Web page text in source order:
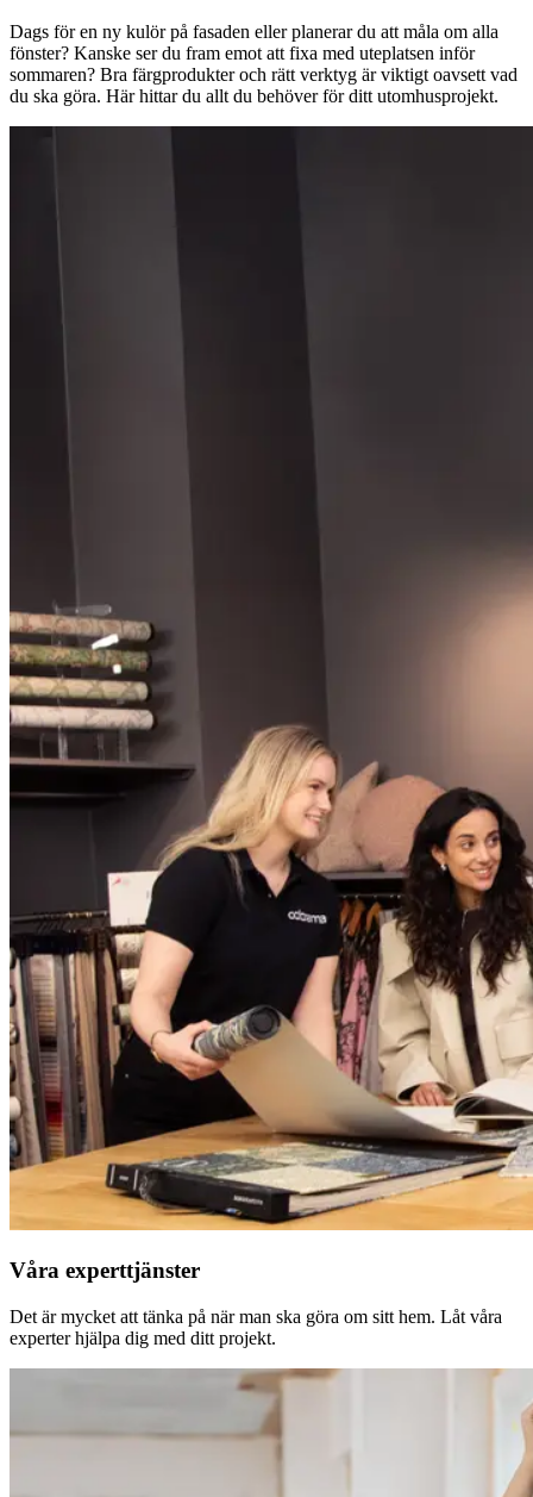
Dags för en ny kulör på fasaden eller planerar du att måla om alla
fönster? Kanske ser du fram emot att fixa med uteplatsen inför
sommaren? Bra färgprodukter och rätt verktyg är viktigt oavsett vad
du ska göra. Här hittar du allt du behöver för ditt utomhusprojekt.
Våra experttjänster
Det är mycket att tänka på när man ska göra om sitt hem. Låt våra
experter hjälpa dig med ditt projekt.